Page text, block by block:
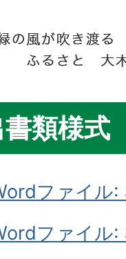
類様式
ファイル:
ファイル: